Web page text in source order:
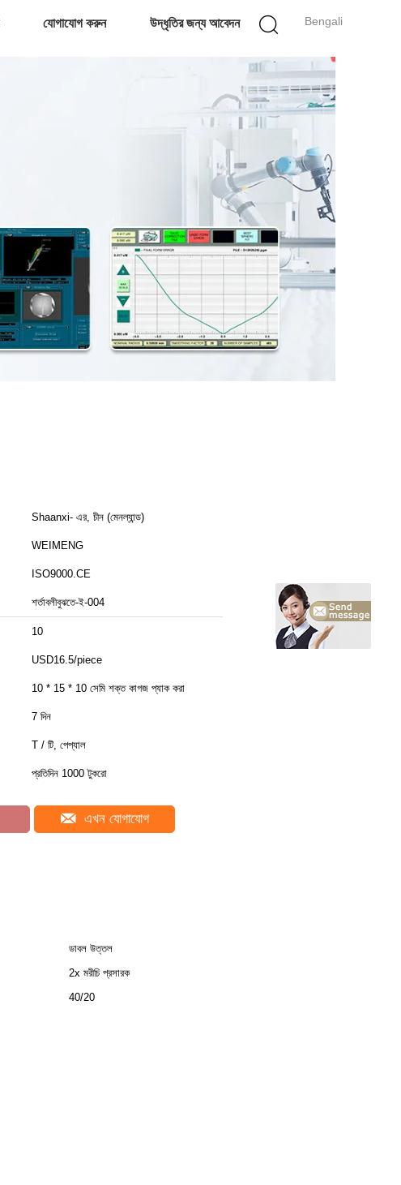
Bengali
যোগাযোগ করুন উদ্ধৃতির জন্য আবেদন
Shaanxi- এর, চীন (মেনল্যান্ড)
WEIMENG
ISO9000.CE
শর্তাবলীবুঝতে-ই-004
10
USD16.5/piece
10 * 15 * 10 সেমি শক্ত কাগজ প্যাক করা
7 দিন
T / টি, পেপ্যাল
প্রতিদিন 1000 টুকরো
এখন যোগাযোগ
ডাবল উত্তল
2x মরীচি প্রসারক
40/20